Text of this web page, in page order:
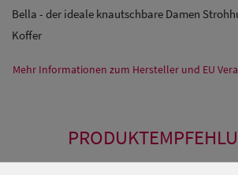
Bella - der ideale knautschbare Damen
Koffer
Mehr Informationen zum Hersteller und EU